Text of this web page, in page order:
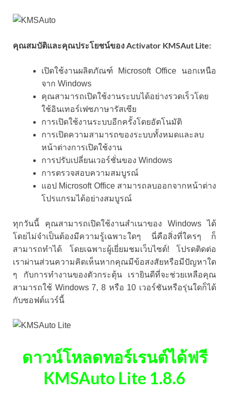
คุณสมบัติและคุณประโยชน์ของ Activator KMSAut Lite:
เปิดใช้งานผลิตภัณฑ์ Microsoft Office นอกเหนือ
จาก Windows
คุณสามารถเปิดใช้งานระบบได้อย่างรวดเร็วโดย
ใช้อินเทอร์เฟซภาษารัสเซีย
การเปิดใช้งานระบบอีกครั้งโดยอัตโนมัติ
การเปิดความสามารถของระบบทั้งหมดและลบ
หน้าต่างการเปิดใช้งาน
การปรับเปลี่ยนเวอร์ชั่นของ Windows
การตรวจสอบความสมบูรณ์
แอป Microsoft Office สามารถลบออกจากหน้าต่าง
โปรแกรมได้อย่างสมบูรณ์
ทุกวันนี้ คุณสามารถเปิดใช้งานสำเนาของ Windows ได้
โดยไม่จำเป็นต้องมีความรู้เฉพาะใดๆ นี่คือสิ่งที่ใครๆ ก็
สามารถทำได้ โดยเฉพาะผู้เยี่ยมชมเว็บไซต์! โปรดติดต่อ
เราผ่านส่วนความคิดเห็นหากคุณมีข้อสงสัยหรือมีปัญหาใด
ๆ กับการทำงานของตัวกระตุ้น เรายินดีที่จะช่วยเหลือคุณ
สามารถใช้ Windows 7, 8 หรือ 10 เวอร์ชันหรือรุ่นใดก็ได้
กับซอฟต์แวร์นี้
ดาวน์โหลดทอร์เรนต์ได้ฟรี
KMSAuto Lite 1.8.6